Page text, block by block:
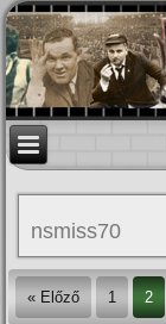
nsmiss70
« Előző 1 2